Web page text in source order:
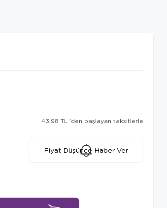
43,98 TL 'den başlayan taksitlerle
Fiyat Düşünce Haber Ver